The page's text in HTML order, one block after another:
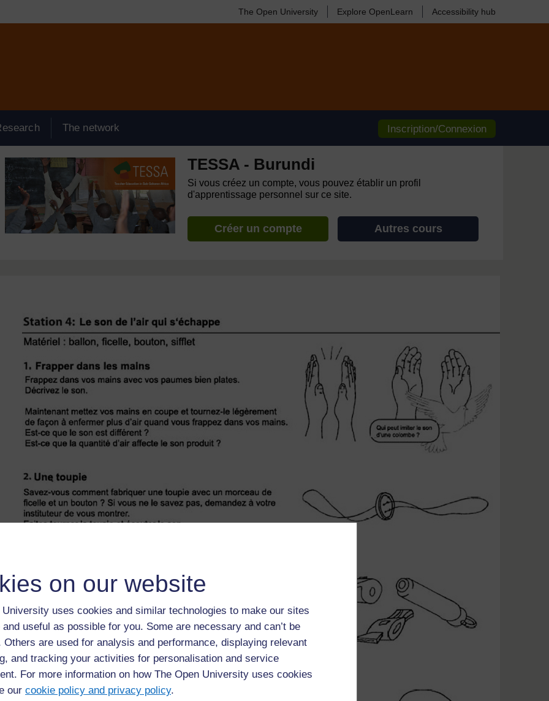
on our website
University uses cookies and similar technologies to make our sites
useful as possible for you. Some are necessary and can’t be
Others are used for analysis and performance, displaying relevant
and tracking your activities for personalisation and service
For more information on how The Open University uses cookies
our cookie policy and privacy policy.
The Open University Explore OpenLearn Accessibility hub
The network Inscription/Connexion
TESSA - Burundi
Si vous créez un compte, vous pouvez établir un profil
d'apprentissage personnel sur ce site.
Créer un compte Autres cours